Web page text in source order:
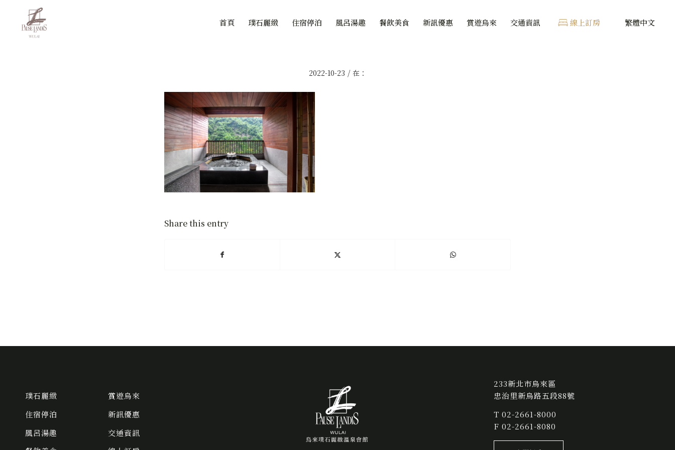
首頁 璞石麗緻 住宿停泊 風呂湯趣 餐飲美食 新訊優惠 賞遊烏來 交通資訊 線上訂房 繁體中文
2022-10-23 / 在：
Share this entry
璞石麗緻
住宿停泊
風呂湯趣
賞遊烏來
新訊優惠
交通資訊
233新北市烏來區
忠治里新烏路五段88號
T 02-2661-8000
F 02-2661-8080